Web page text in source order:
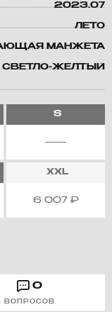
2023.07
ЛЕТО
МАНЖЕТА
СВЕТЛО-ЖЕЛТЫЙ
S
XXL
6 007 ₽
0
ВОПРОСОВ